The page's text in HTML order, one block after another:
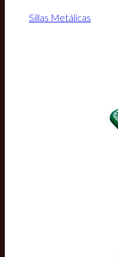
Sillas Metálicas